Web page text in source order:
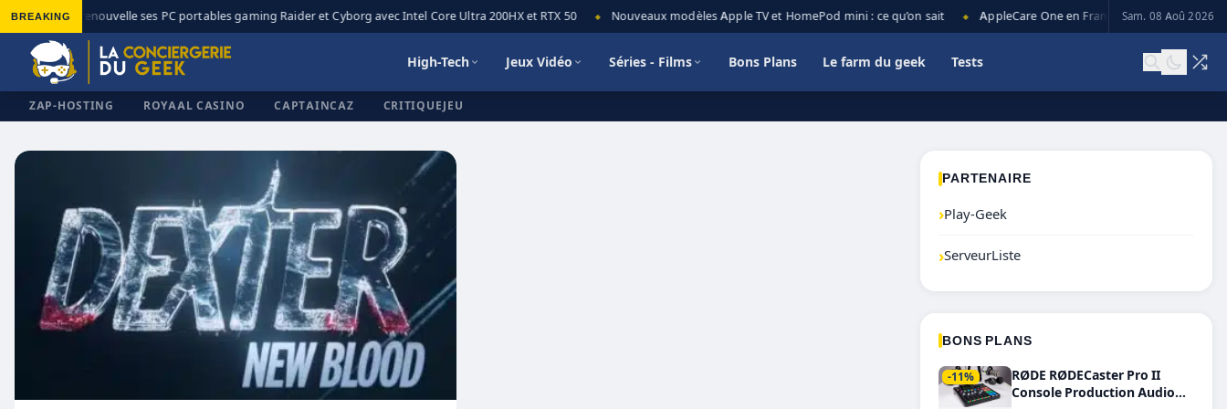
BREAKING
◆ MSI renouvelle ses PC portables gaming Raider et Cyborg avec Intel Core Ultra 200HX et RTX 50 Nouveaux modèles Apple TV et HomePod mini : ce qu’on sait AppleCare One en France : prix, couverture
Sam. 08 Aoû 2026
High-Tech Jeux Vidéo Séries - Films Bons Plans Le farm du geek Tests
ZAP-HOSTING ROYAAL CASINO CAPTAINCAZ CRITIQUEJEU
✕
PARTENAIRE
›Play-Geek
›ServeurListe
BONS PLANS
-11%
RØDE RØDECaster Pro II
Console Production Audio